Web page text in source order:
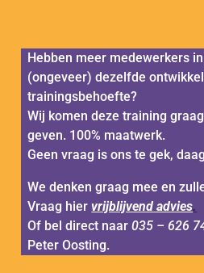
Hebben meer medewerkers
(ongeveer) dezelfde
trainingsbehoefte?
Wij komen deze training
geven. 100% maatwerk.
Geen vraag is ons te gek,
We denken graag mee en
Vraag hiervrijblijvend advies.
Of bel direct naar035 – 626
Peter Oosting.